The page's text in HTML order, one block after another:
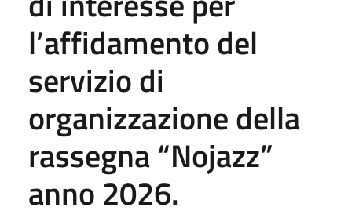
l’affidamento del
servizio di
organizzazione della
rassegna “Nojazz”
anno 2026.